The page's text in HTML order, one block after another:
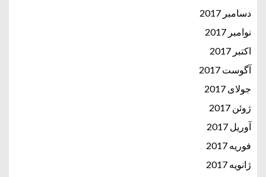
دسامبر 2017
نوامبر 2017
اکتبر 2017
آگوست 2017
جولای 2017
ژوئن 2017
آوریل 2017
فوریه 2017
ژانویه 2017